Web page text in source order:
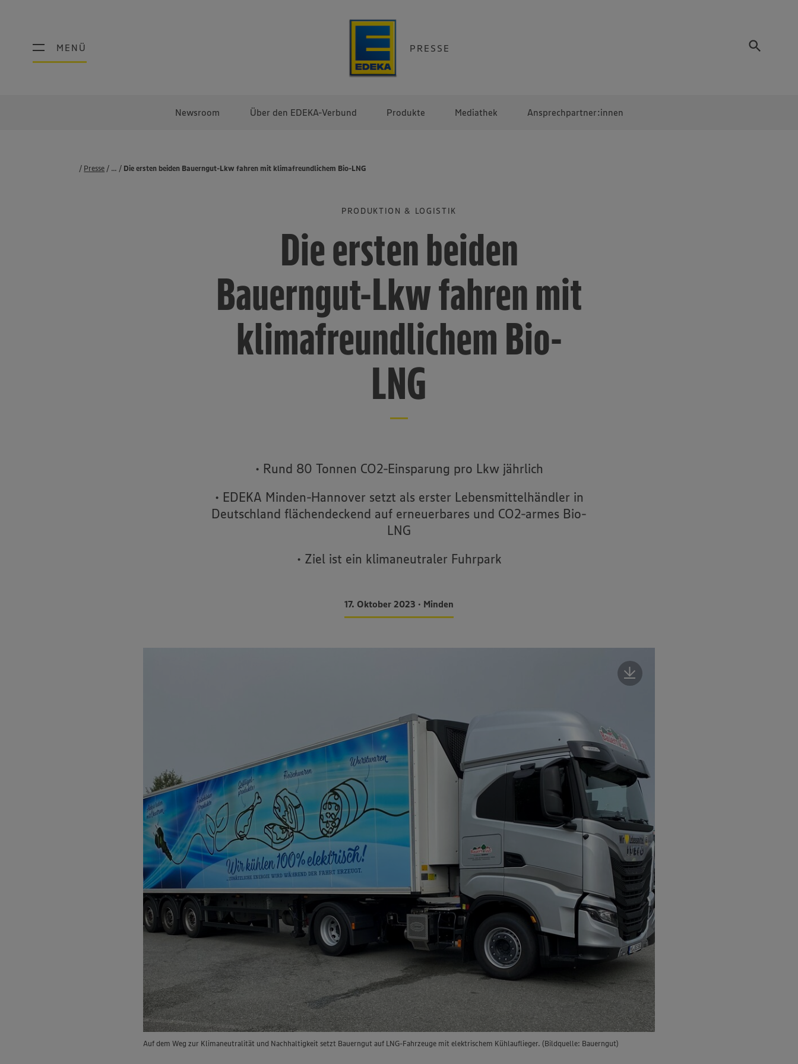
MENÜ PRESSE
MENÜ
Newsroom Über den EDEKA-Verbund Produkte Mediathek Ansprechpartner:innen
Presse Pressemeldungen
Die ersten beiden Bauerngut-Lkw fahren mit klimafreundlichem Bio-LNG
...
PRODUKTION & LOGISTIK
Die ersten beiden
Bauerngut-Lkw fahren mit
klimafreundlichem Bio-
LNG
• Rund 80 Tonnen CO2-Einsparung pro Lkw jährlich
• EDEKA Minden-Hannover setzt als erster Lebensmittelhändler in
Deutschland flächendeckend auf erneuerbares und CO2-armes Bio-
LNG
• Ziel ist ein klimaneutraler Fuhrpark
17. Oktober 2023 • Minden
Auf dem Weg zur Klimaneutralität und Nachhaltigkeit setzt Bauerngut auf LNG-Fahrzeuge mit elektrischem Kühlauflieger. (Bildquelle: Bauerngut)